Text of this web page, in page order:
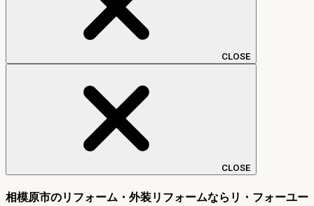
CLOSE
CLOSE
相模原市のリフォーム・外装リフォームならリ・フォーユー